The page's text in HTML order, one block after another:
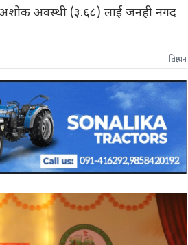
अशोक अवस्थी (३.६८) लाई जनही नगद
विज्ञापन